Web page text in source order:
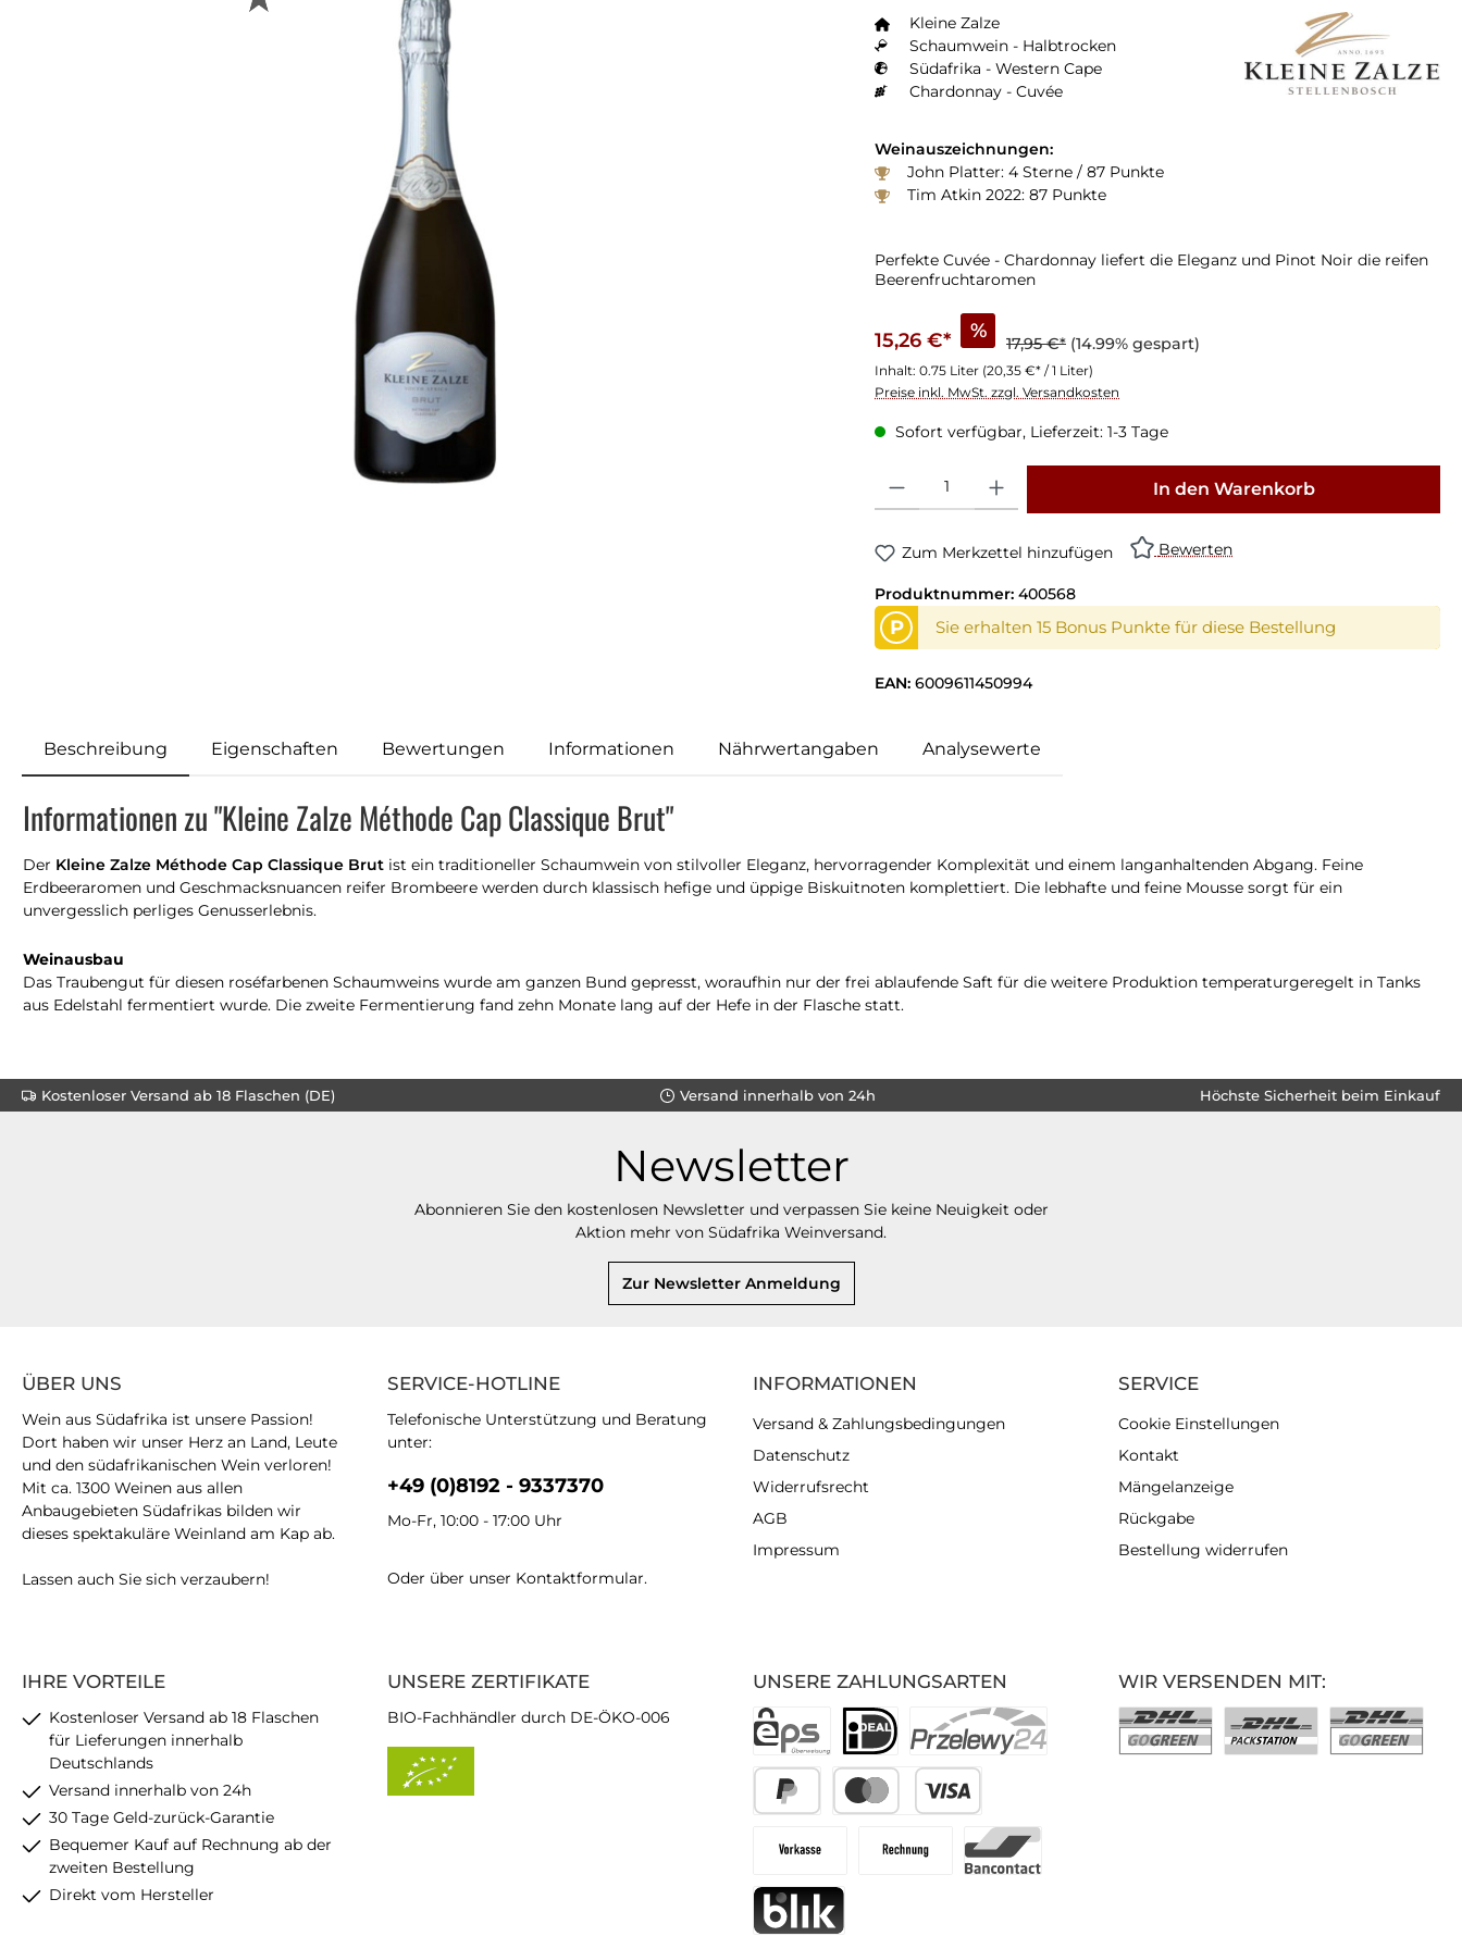
Kleine Zalze
Schaumwein - Halbtrocken
Südafrika - Western Cape
Chardonnay - Cuvée
Weinauszeichnungen:
John Platter: 4 Sterne / 87 Punkte
Tim Atkin 2022: 87 Punkte
Perfekte Cuvée - Chardonnay liefert die Eleganz und Pinot Noir die reifen
Beerenfruchtaromen
15,26 €* %
17,95 €* (14.99% gespart)
Inhalt: 0.75 Liter (20,35 €* / 1 Liter)
Preise inkl. MwSt. zzgl. Versandkosten
Sofort verfügbar, Lieferzeit: 1-3 Tage
In den Warenkorb
Zum Merkzettel hinzufügen Bewerten
Produktnummer: 400568
P Sie erhalten 15 Bonus Punkte für diese Bestellung
EAN: 6009611450994
Beschreibung Eigenschaften Bewertungen Informationen Nährwertangaben Analysewerte
Informationen zu "Kleine Zalze Méthode Cap Classique Brut"
Der Kleine Zalze Méthode Cap Classique Brut ist ein traditioneller Schaumwein von stilvoller Eleganz, hervorragender Komplexität und einem langanhaltenden Abgang. Feine
Erdbeeraromen und Geschmacksnuancen reifer Brombeere werden durch klassisch hefige und üppige Biskuitnoten komplettiert. Die lebhafte und feine Mousse sorgt für ein
unvergesslich perliges Genusserlebnis.
Weinausbau
Das Traubengut für diesen roséfarbenen Schaumweins wurde am ganzen Bund gepresst, woraufhin nur der frei ablaufende Saft für die weitere Produktion temperaturgeregelt in Tanks
aus Edelstahl fermentiert wurde. Die zweite Fermentierung fand zehn Monate lang auf der Hefe in der Flasche statt.
Kostenloser Versand ab 18 Flaschen (DE) Versand innerhalb von 24h Höchste Sicherheit beim Einkauf
Newsletter
Abonnieren Sie den kostenlosen Newsletter und verpassen Sie keine Neuigkeit oder
Aktion mehr von Südafrika Weinversand.
Zur Newsletter Anmeldung
SERVICE-HOTLINE
Telefonische Unterstützung und Beratung
unter:
+49 (0)8192 - 9337370
Mo-Fr, 10:00 - 17:00 Uhr
Oder über unser Kontaktformular.
IHRE VORTEILE
Kostenloser Versand ab 18 Flaschen
für Lieferungen innerhalb
Deutschlands
Versand innerhalb von 24h
30 Tage Geld-zurück-Garantie
Bequemer Kauf auf Rechnung ab der
zweiten Bestellung
Direkt vom Hersteller
UNSERE ZAHLUNGSARTEN
ÜBER UNS
Wein aus Südafrika ist unsere Passion!
Dort haben wir unser Herz an Land, Leute
und den südafrikanischen Wein verloren!
Mit ca. 1300 Weinen aus allen
Anbaugebieten Südafrikas bilden wir
dieses spektakuläre Weinland am Kap ab.
Lassen auch Sie sich verzaubern!
UNSERE ZERTIFIKATE
BIO-Fachhändler durch DE-ÖKO-006
INFORMATIONEN
Versand & Zahlungsbedingungen
Datenschutz
Widerrufsrecht
AGB
Impressum
SERVICE
Cookie Einstellungen
Kontakt
Mängelanzeige
Rückgabe
Bestellung widerrufen
WIR VERSENDEN MIT: